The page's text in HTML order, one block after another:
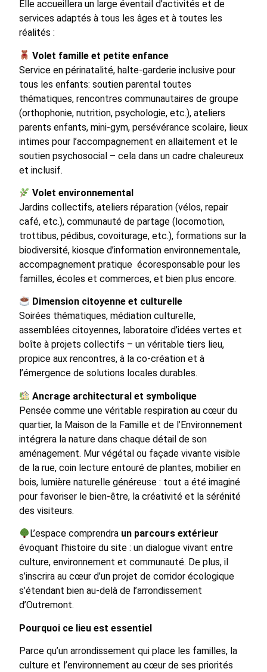
Elle accueillera un large éventail d’activités et de
services adaptés à tous les âges et à toutes les
réalités :
Volet famille et petite enfance
Service en périnatalité, halte-garderie inclusive pour
tous les enfants: soutien parental toutes
thématiques, rencontres communautaires de groupe
(orthophonie, nutrition, psychologie, etc.), ateliers
parents enfants, mini-gym, persévérance scolaire, lieux
intimes pour l’accompagnement en allaitement et le
soutien psychosocial – cela dans un cadre chaleureux
et inclusif.
Volet environnemental
Jardins collectifs, ateliers réparation (vélos, repair
café, etc.), communauté de partage (locomotion,
trottibus, pédibus, covoiturage, etc.), formations sur la
biodiversité, kiosque d’information environnementale,
accompagnement pratique écoresponsable pour les
familles, écoles et commerces, et bien plus encore.
Dimension citoyenne et culturelle
Soirées thématiques, médiation culturelle,
assemblées citoyennes, laboratoire d’idées vertes et
boîte à projets collectifs – un véritable tiers lieu,
propice aux rencontres, à la co-création et à
l’émergence de solutions locales durables.
Ancrage architectural et symbolique
Pensée comme une véritable respiration au cœur du
quartier, la Maison de la Famille et de l’Environnement
intégrera la nature dans chaque détail de son
aménagement. Mur végétal ou façade vivante visible
de la rue, coin lecture entouré de plantes, mobilier en
bois, lumière naturelle généreuse : tout a été imaginé
pour favoriser le bien-être, la créativité et la sérénité
des visiteurs.
L’espace comprendra un parcours extérieur
évoquant l’histoire du site : un dialogue vivant entre
culture, environnement et communauté. De plus, il
s’inscrira au cœur d’un projet de corridor écologique
s’étendant bien au-delà de l’arrondissement
d’Outremont.
Pourquoi ce lieu est essentiel
Parce qu’un arrondissement qui place les familles, la
culture et l’environnement au cœur de ses priorités